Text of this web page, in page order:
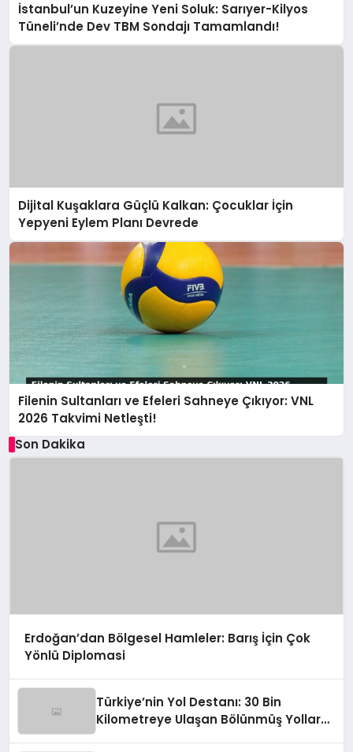
İstanbul’un Kuzeyine Yeni Soluk: Sarıyer-Kilyos
Tüneli’nde Dev TBM Sondajı Tamamlandı!
Dijital Kuşaklara Güçlü Kalkan: Çocuklar İçin
Yepyeni Eylem Planı Devrede
Filenin Sultanları ve Efeleri Sahneye Çıkıyor: VNL
2026 Takvimi Netleşti!
Son Dakika
Erdoğan’dan Bölgesel Hamleler: Barış İçin Çok
Yönlü Diplomasi
Türkiye’nin Yol Destanı: 30 Bin
Kilometreye Ulaşan Bölünmüş Yollar